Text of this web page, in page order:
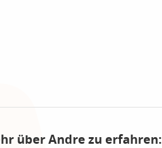
über Andre zu erfahren: